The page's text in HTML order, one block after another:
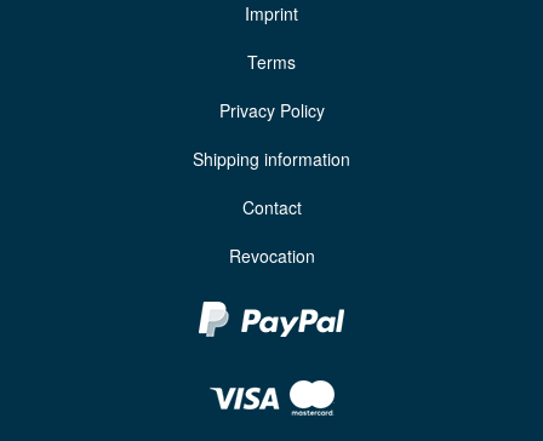
Imprint
Terms
Privacy Policy
Shipping information
Contact
Revocation